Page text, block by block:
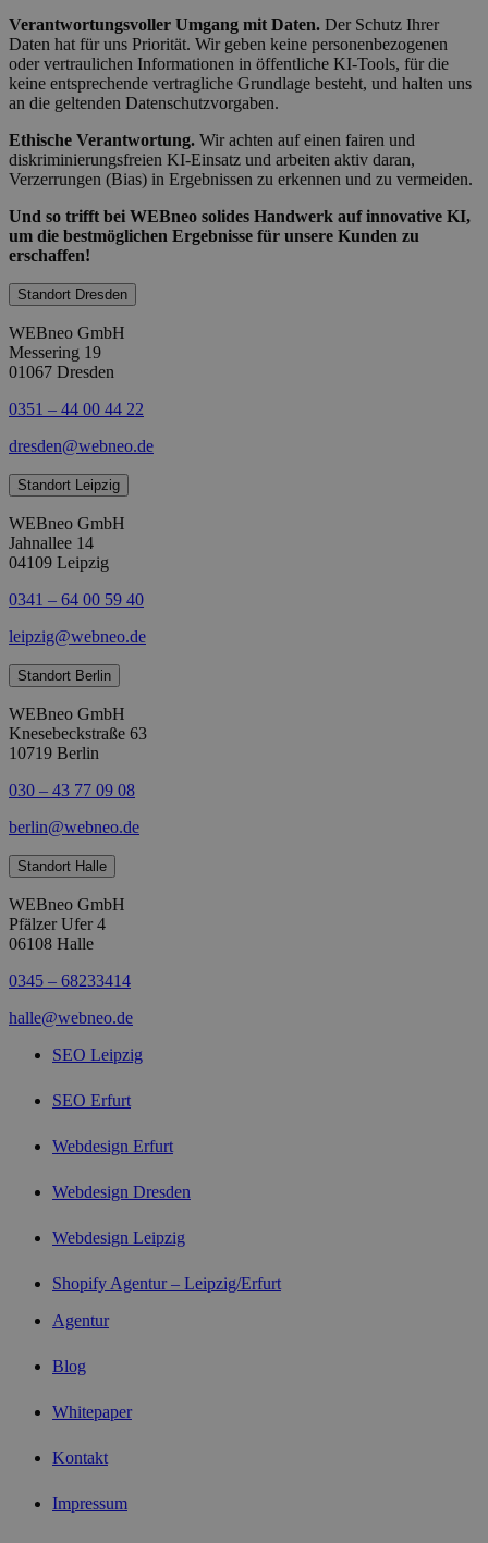
Verantwortungsvoller Umgang mit Daten. Der Schutz Ihrer
Daten hat für uns Priorität. Wir geben keine personenbezogenen
oder vertraulichen Informationen in öffentliche KI-Tools, für die
keine entsprechende vertragliche Grundlage besteht, und halten uns
an die geltenden Datenschutzvorgaben.
Ethische Verantwortung. Wir achten auf einen fairen und
diskriminierungsfreien KI-Einsatz und arbeiten aktiv daran,
Verzerrungen (Bias) in Ergebnissen zu erkennen und zu vermeiden.
Und so trifft bei WEBneo solides Handwerk auf innovative KI,
um die bestmöglichen Ergebnisse für unsere Kunden zu
erschaffen!
Standort Dresden
WEBneo GmbH
Messering 19
01067 Dresden
0351 – 44 00 44 22
dresden@webneo.de
Standort Leipzig
WEBneo GmbH
Jahnallee 14
04109 Leipzig
0341 – 64 00 59 40
leipzig@webneo.de
Standort Berlin
WEBneo GmbH
Knesebeckstraße 63
10719 Berlin
030 – 43 77 09 08
berlin@webneo.de
Standort Halle
WEBneo GmbH
Pfälzer Ufer 4
06108 Halle
0345 – 68233414
halle@webneo.de
SEO Leipzig
SEO Erfurt
Webdesign Erfurt
Webdesign Dresden
Webdesign Leipzig
Shopify Agentur – Leipzig/Erfurt
Agentur
Blog
Whitepaper
Kontakt
Impressum